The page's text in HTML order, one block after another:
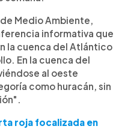
Medio Ambiente,
informativa que
la cuenca del Atlántico
En la cuenca del
al oeste
como huracán, sin
roja focalizada en